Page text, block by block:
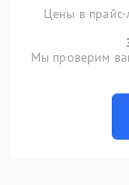
Цены в прайс-
Мы проверим